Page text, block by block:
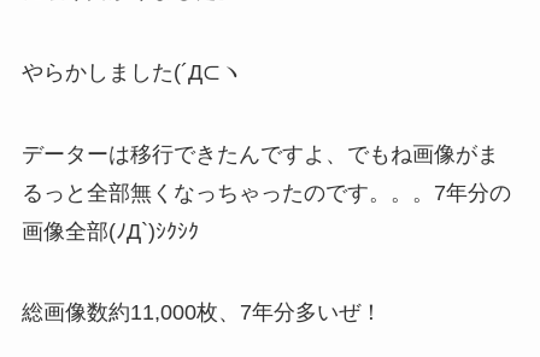
やらかしました(´Д⊂ヽ
データーは移行できたんですよ、でもね画像がま
るっと全部無くなっちゃったのです。。。7年分の
画像全部(ﾉД`)ｼｸｼｸ
総画像数約11,000枚、7年分多いぜ！